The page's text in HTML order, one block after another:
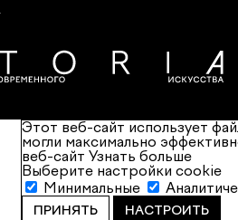
Этот веб-сайт использует
могли максимально
веб-сайт Узнать больше
Выберите настройки cookie
Минимальные
ПРИНЯТЬ НАСТРОИТЬ